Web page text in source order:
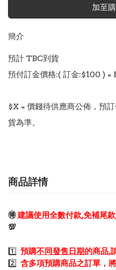
加至
簡介
預計 TBC到貨
預付訂金價格:( 訂金:$100 ) =
$X = 價錢待供應商公佈，預
貨為準。
商品詳情
🉐建議使用全數付款,免補尾
💯
1️⃣ 預購不同發售日期的商品,
2️⃣ 含多項預購商品之訂單，